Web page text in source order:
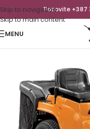
Skip to navigation
Skip to main content
Pozovite +387
MENU